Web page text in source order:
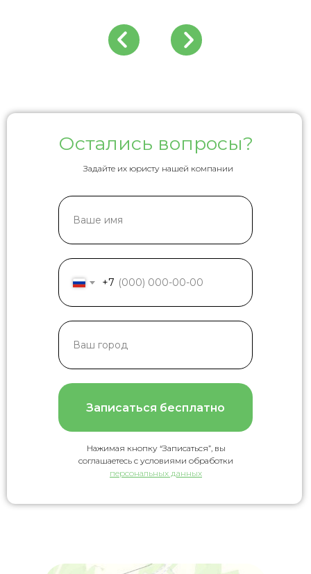
+7
Записаться бесплатно
Остались вопросы?
Задайте их юристу нашей компании
Нажимая кнопку “Записаться”, вы
соглашаетесь с условиями обработки
персональных данных